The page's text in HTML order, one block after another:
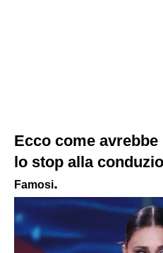
Ecco come
lo stop alla
Famosi.